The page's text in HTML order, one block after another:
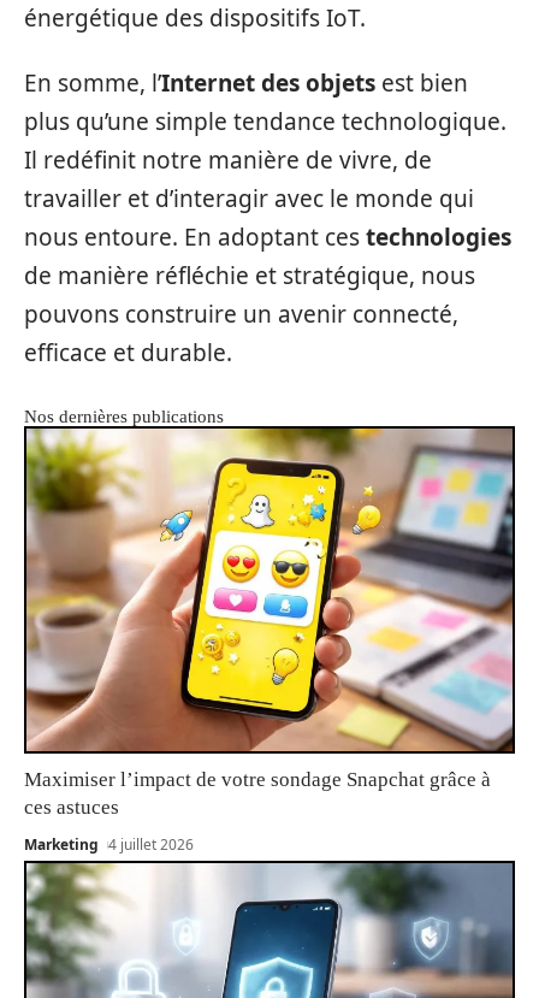
énergétique des dispositifs IoT.
En somme, l’Internet des objets est bien
plus qu’une simple tendance technologique.
Il redéfinit notre manière de vivre, de
travailler et d’interagir avec le monde qui
nous entoure. En adoptant cestechnologies
de manière réfléchie et stratégique, nous
pouvons construire un avenir connecté,
efficace et durable.
Nos dernières publications
Maximiser l’impact de votre sondage Snapchat grâce à
ces astuces
Marketing 4 juillet 2026